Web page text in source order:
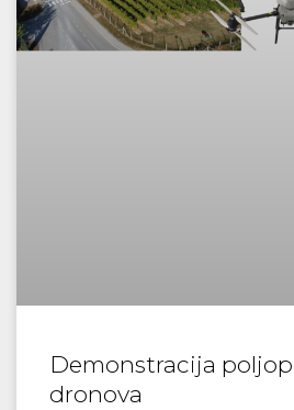
Demonstracija
dronova